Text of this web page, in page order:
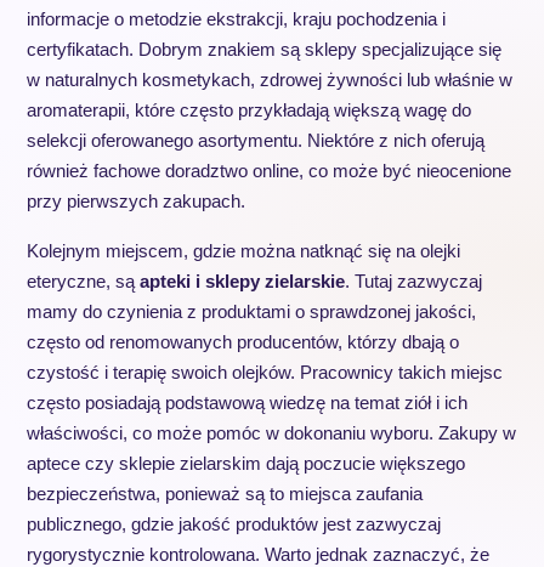
informacje o metodzie ekstrakcji, kraju pochodzenia i
certyfikatach. Dobrym znakiem są sklepy specjalizujące się
w naturalnych kosmetykach, zdrowej żywności lub właśnie w
aromaterapii, które często przykładają większą wagę do
selekcji oferowanego asortymentu. Niektóre z nich oferują
również fachowe doradztwo online, co może być nieocenione
przy pierwszych zakupach.
Kolejnym miejscem, gdzie można natknąć się na olejki
eteryczne, są apteki i sklepy zielarskie. Tutaj zazwyczaj
mamy do czynienia z produktami o sprawdzonej jakości,
często od renomowanych producentów, którzy dbają o
czystość i terapię swoich olejków. Pracownicy takich miejsc
często posiadają podstawową wiedzę na temat ziół i ich
właściwości, co może pomóc w dokonaniu wyboru. Zakupy w
aptece czy sklepie zielarskim dają poczucie większego
bezpieczeństwa, ponieważ są to miejsca zaufania
publicznego, gdzie jakość produktów jest zazwyczaj
rygorystycznie kontrolowana. Warto jednak zaznaczyć, że